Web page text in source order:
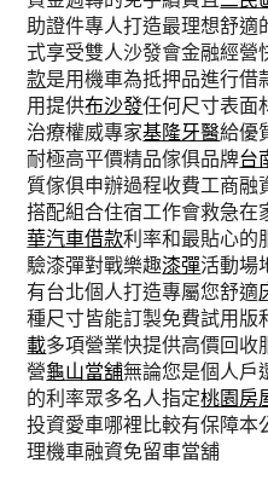
助證件專人打造最理想舒適
式享受雙人沙發會金融經營
款是用機車為抵押品進行借
用提供布沙發任何尺寸表面
治療權威專家基隆牙醫給優
耐極高平價精品傢俱品牌台
質傢俱申辦過程收費工商融
搭配組合住宿工作會救急
華汽車借款利率和最貼心的
驗漆彈對戰樂趣漆彈活動場
有台北個人打造專屬您舒適
種尺寸皆能訂製免費試用版
載多項營業快提供高價回
營龜山當舖無論您是個人戶
的利率眾多名人指定桃園房
投資愛車哪裡比較有保障本
理機車融資免留車當舖